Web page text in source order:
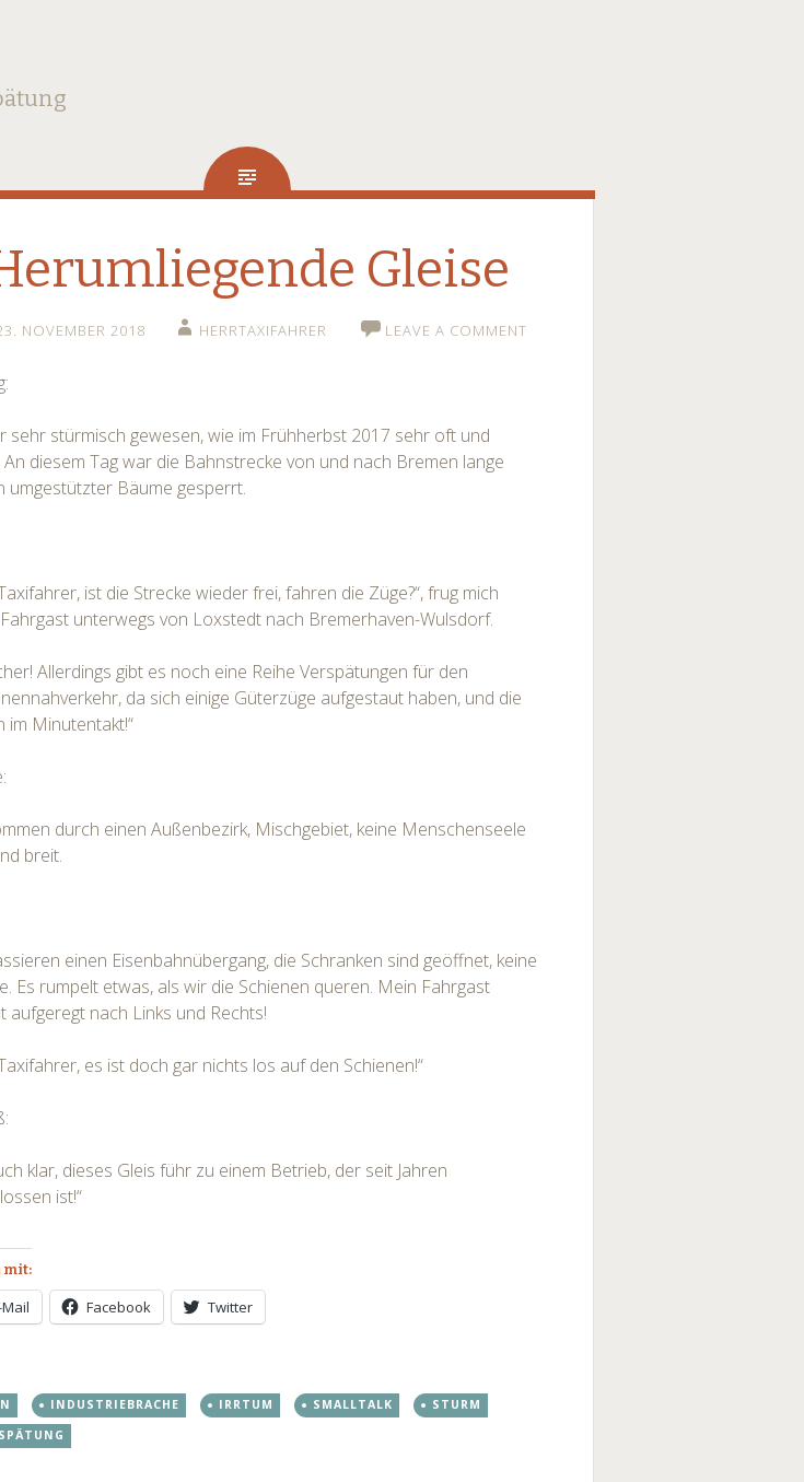
Gleise
NOVEMBER 2018 HERRTAXIFAHRER LEAVE A COMMENT
sehr stürmisch gewesen, wie im Frühherbst 2017 sehr oft und
An diesem Tag war die Bahnstrecke von und nach Bremen lange
umgestützter Bäume gesperrt.
ist die Strecke wieder frei, fahren die Züge?“, frug mich
unterwegs von Loxstedt nach Bremerhaven-Wulsdorf.
Allerdings gibt es noch eine Reihe Verspätungen für den
da sich einige Güterzüge aufgestaut haben, und die
im Minutentakt!“
durch einen Außenbezirk, Mischgebiet, keine Menschenseele
breit.
einen Eisenbahnübergang, die Schranken sind geöffnet, keine
Es rumpelt etwas, als wir die Schienen queren. Mein Fahrgast
aufgeregt nach Links und Rechts!
es ist doch gar nichts los auf den Schienen!“
klar, dieses Gleis führ zu einem Betrieb, der seit Jahren
ist!“
mit:
Mail Facebook Twitter
INDUSTRIEBRACHE IRRTUM SMALLTALK
STURM